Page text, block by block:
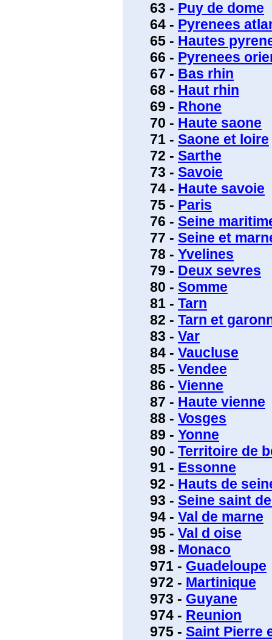
63 - Puy de dome
64 - Pyrenees
65 - Hautes
66 - Pyrenees
67 - Bas rhin
68 - Haut rhin
69 - Rhone
70 - Haute saone
71 - Saone et loire
72 - Sarthe
73 - Savoie
74 - Haute savoie
75 - Paris
76 - Seine
77 - Seine et
78 - Yvelines
79 - Deux sevres
80 - Somme
81 - Tarn
82 - Tarn et
83 - Var
84 - Vaucluse
85 - Vendee
86 - Vienne
87 - Haute vienne
88 - Vosges
89 - Yonne
90 - Territoire de
91 - Essonne
92 - Hauts de
93 - Seine saint
94 - Val de marne
95 - Val d oise
98 - Monaco
971 - Guadeloupe
972 - Martinique
973 - Guyane
974 - Reunion
975 - Saint Pierre